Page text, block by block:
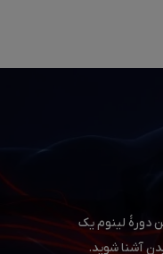
دورۀ لینوم یک
آشنا شوید.